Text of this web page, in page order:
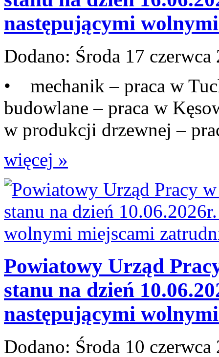
następującymi
Dodano: Środa 17 czerwca
• mechanik – praca w
budowlane – praca w
w produkcji drzewnej –
więcej »
Powiatowy Urząd
stanu na dzień
następującymi
Dodano: Środa 10 czerwca